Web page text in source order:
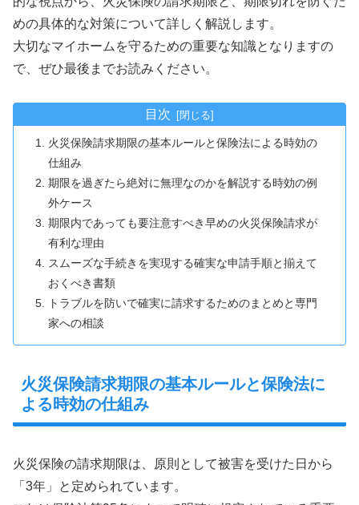
めの具体的な対策について詳しく解説します。
大切なマイホームを守るための重要な知識となりますの
で、ぜひ最後までお読みください。
目次
火災保険請求期限の基本ルールと保険法による時効の
仕組み
期限を過ぎたら絶対に無理なのかを解説する時効の例
外ケース
期限内であっても要注意すべき早めの火災保険請求が
有利な理由
スムーズな手続きを実現する確実な申請手順と揃えて
おくべき書類
トラブルを防いで確実に請求するためのまとめと専門
家への相談
火災保険請求期限の基本ルールと保険法に
よる時効の仕組み
火災保険の請求期限は、原則として被害を受けた日から
「3年」と定められています。